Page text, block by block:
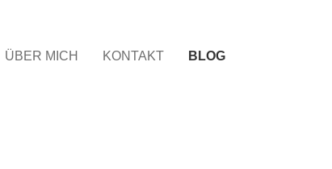
ÜBER MICH KONTAKT BLOG